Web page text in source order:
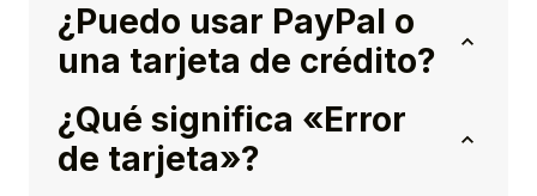
¿Puedo usar PayPal o
una tarjeta de crédito?
¿Qué significa «Error
de tarjeta»?